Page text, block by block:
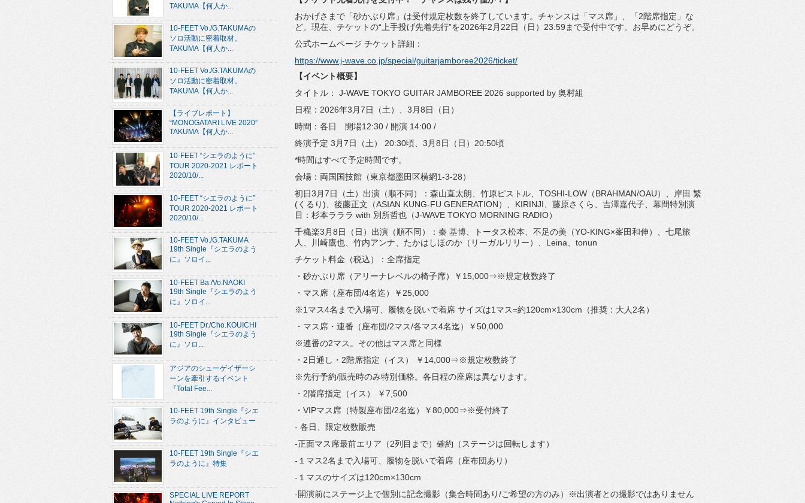
おかげさまで「砂かぶり席」は受付規定枚数を終了しています。 チャンスは「マス席」、「2階席指定」な
ど。現在、チケットの“ 上手投げ先着先行”を2026年2月22日（日）23:59まで受付中です。お早めにどうぞ。
公式ホームページ チケット詳細：
https://www.j-wave.co.jp/special/guitarjamboree2026/ticket/
【イベント概要】
タイトル： J-WAVE TOKYO GUITAR JAMBOREE 2026 supported by 奥村組
日程：2026年3月7日（土）、3月8日（日）
時間：各日 開場12:30 / 開演 14:00 /
終演予定 3月7日（土） 20:30頃、3月8日（日）20:50頃
*時間はすべて予定時間です。
会場：両国国技館（東京都墨田区横網1-3-28）
初日3月7日（土）出演（順不同）：森山直太朗、竹原ピストル、 TOSHI-LOW（BRAHMAN/OAU）、岸田 繁
(くるり)、後藤正文（ASIAN KUNG-FU GENERATION）、KIRINJI、藤原さくら、 吉澤嘉代子、幕間特別演
目：杉本ラララ with 別所哲也（J-WAVE TOKYO MORNING RADIO）
千穐楽3月8日（日）出演（順不同）：秦 基博、トータス松本、不足の美（YO-KING×峯田和伸）、 七尾旅
人、川崎鷹也、竹内アンナ、たかはしほのか（ リーガルリリー）、Leina、tonun
チケット料金（税込）：全席指定
・砂かぶり席（アリーナレベルの椅子席）￥15,000⇒※規定枚数終了
・マス席（座布団/4名迄）￥25,000
※1マス4名まで入場可、履物を脱いで着席 サイズは1マス=約120cm×130cm（推奨：大人2名）
・マス席・連番（座布団/2マス/各マス4名迄）￥50,000
※連番の2マス。その他はマス席と同様
・2日通し・2階席指定（イス） ￥14,000⇒※規定枚数終了
※先行予約/販売時のみ特別価格。各日程の座席は異なります。
・2階席指定（イス） ￥7,500
・VIPマス席（特製座布団/2名迄）￥80,000⇒※受付終了
- 各日、限定枚数販売
-正面マス席最前エリア（2列目まで）確約（ ステージは回転します）
-１マス2名まで入場可、履物を脱いで着席（座布団あり）
-１マスのサイズは120cm×130cm
-開演前にステージ上で個別に記念撮影（集合時間あり/ご希望の方のみ）※出演者との撮影ではありません
TAKUMA【何人か...
10-FEET Vo./G.TAKUMAの
ソロ活動に密着取材。
TAKUMA【何人か...
10-FEET Vo./G.TAKUMAの
ソロ活動に密着取材。
TAKUMA【何人か...
【ライブレポート】
“MONOGATARI LIVE 2020”
TAKUMA【何人か...
10-FEET “シエラのように”
TOUR 2020-2021 レポート
2020/10/...
10-FEET “シエラのように”
TOUR 2020-2021 レポート
2020/10/...
10-FEET Vo./G.TAKUMA
19th Single『シエラのよう
に』ソロイ...
10-FEET Ba./Vo.NAOKI
19th Single『シエラのよう
に』ソロイ...
10-FEET Dr./Cho.KOUICHI
19th Single『シエラのよう
に』ソロ...
アジアのシューゲイザーシ
ーンを牽引するイベント
『Total Fee...
10-FEET 19th Single『シエ
ラのように』インタビュー
10-FEET 19th Single『シエ
ラのように』特集
SPECIAL LIVE REPORT